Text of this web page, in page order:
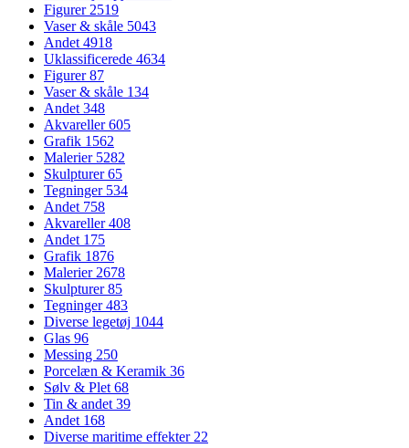
Figurer2519
Vaser & skåle 5043
Andet4918
Uklassificerede 4634
Figurer87
Vaser & skåle 134
Andet348
Akvareller605
Grafik 1562
Malerier 5282
Skulpturer65
Tegninger 534
Andet 758
Akvareller408
Andet 175
Grafik 1876
Malerier2678
Skulpturer85
Tegninger483
Diverse legetøj 1044
Glas 96
Messing 250
Porcelæn & Keramik 36
Sølv & Plet68
Tin & andet39
Andet 168
Diverse maritime effekter22